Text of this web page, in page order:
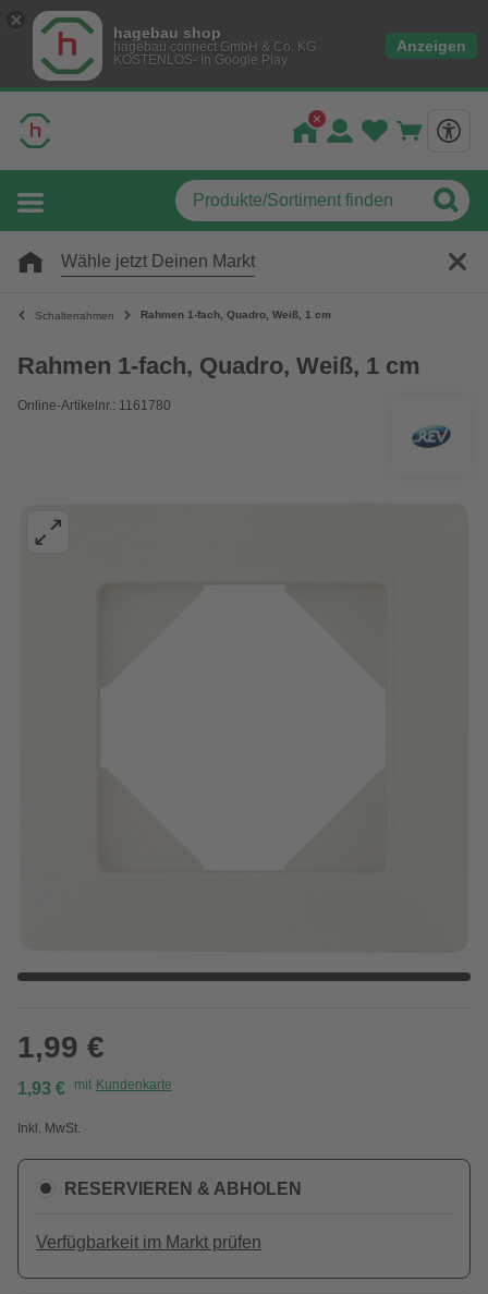
hagebau shop
hagebau connect GmbH & Co. KG
KOSTENLOS- In Google Play
Anzeigen
Wähle jetzt Deinen Markt
Schalterrahmen Rahmen 1-fach, Quadro, Weiß, 1 cm
Rahmen 1-fach, Quadro, Weiß, 1 cm
Online-Artikelnr.: 1161780
1,99 €
1,93 € mit Kundenkarte
Inkl. MwSt.
RESERVIEREN & ABHOLEN
Verfügbarkeit im Markt prüfen